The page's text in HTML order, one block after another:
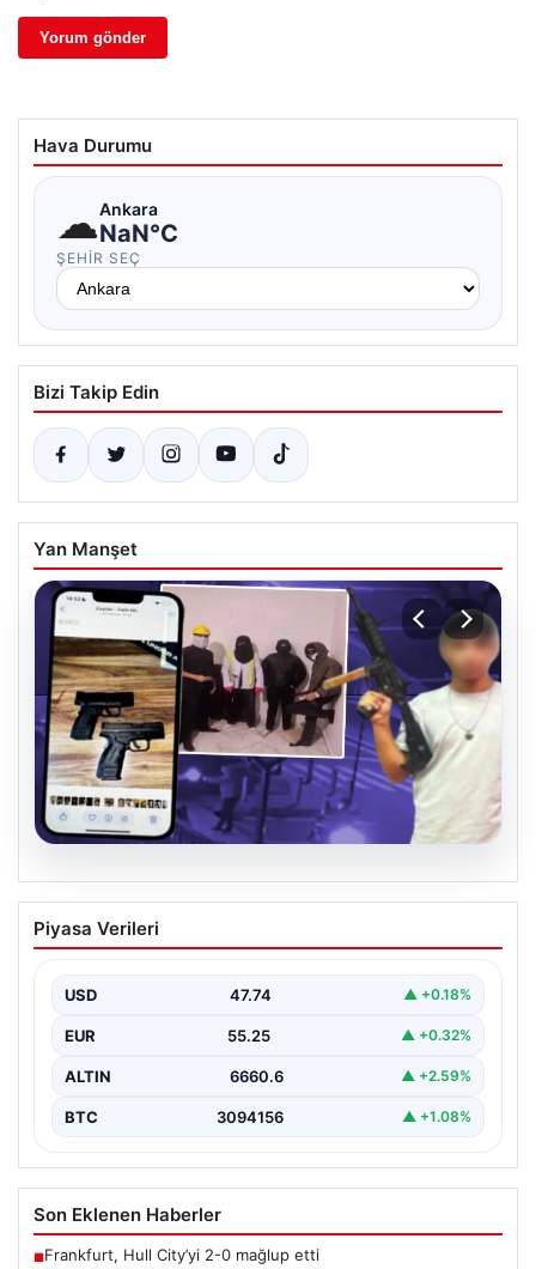
Hava Durumu
☁Ankara
NaN°C
ŞEHIR SEÇ
Bizi Takip Edin
Yan Manşet
Casperlar çetesine yeni iddianame
Piyasa Verileri
USD 47.74 ▲ +0.18%
EUR 55.25 ▲ +0.32%
ALTIN 6660.6 ▲ +2.59%
BTC 3094156 ▲ +1.08%
Son Eklenen Haberler
■Frankfurt, Hull City’yi 2-0 mağlup etti